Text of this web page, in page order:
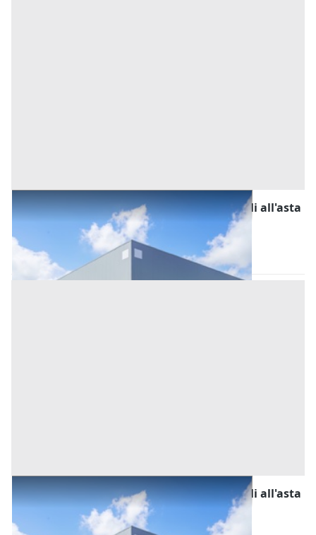
Fabbricati Costruiti per Esigenze Industriali all'asta
a Siamaggiore
Siamaggiore (Oristano)
Asta chiusa
Fabbricati Costruiti per Esigenze Industriali all'asta
a Siamaggiore
Siamaggiore (Oristano)